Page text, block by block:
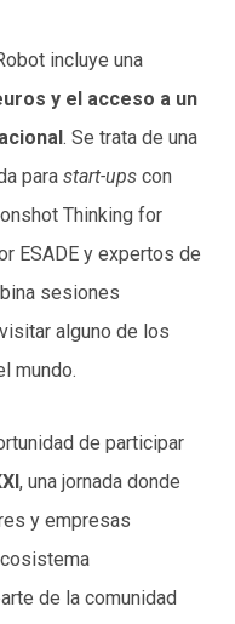
incluye una
y el acceso a un
. Se trata de una
para start-ups con
Thinking for
ESADE y expertos de
sesiones
alguno de los
mundo.
de participar
, una jornada donde
y empresas
de la comunidad